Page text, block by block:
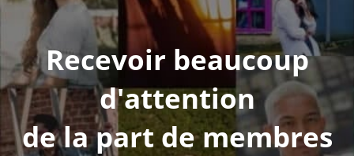
Recevoir beaucoup
d'attention
de la part de membres